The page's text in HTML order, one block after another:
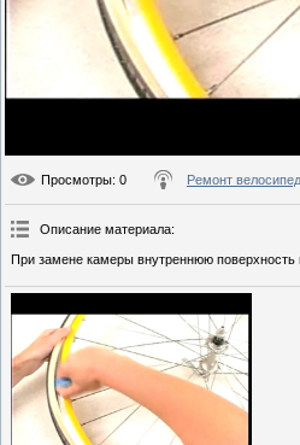
Просмотры: 0 Ремонт
Описание материала:
При замене камеры внутреннюю поверхность